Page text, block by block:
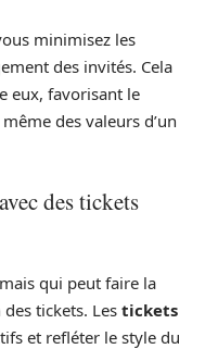
minimisez les
des invités. Cela
eux, favorisant le
des valeurs d’un
des tickets
qui peut faire la
tickets. Les tickets
et refléter le style du